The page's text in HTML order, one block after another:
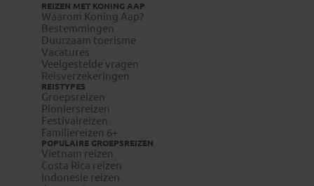
REIZEN MET KONING AAP
Waarom Koning Aap?
Bestemmingen
Duurzaam toerisme
Vacatures
Veelgestelde vragen
Reisverzekeringen
REISTYPES
Groepsreizen
Pioniersreizen
Festivalreizen
Familiereizen 6+
POPULAIRE GROEPSREIZEN
Vietnam reizen
Costa Rica reizen
Indonesie reizen